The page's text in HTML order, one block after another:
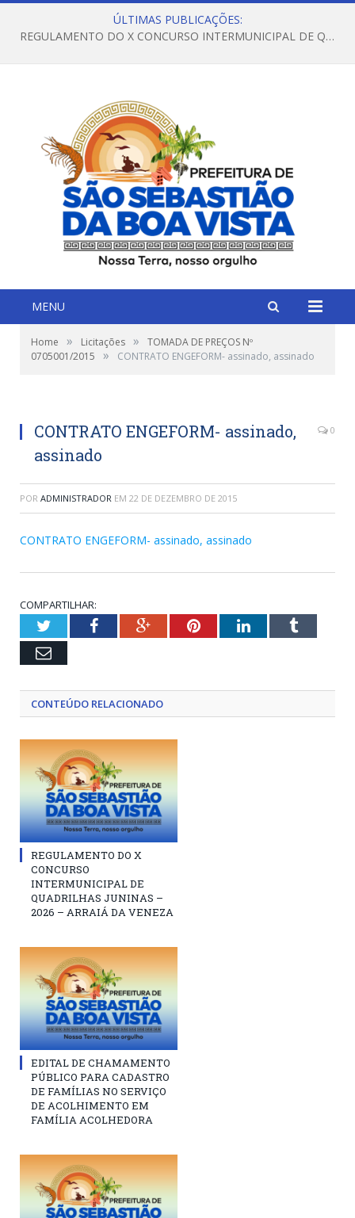
ÚLTIMAS PUBLICAÇÕES:
REGULAMENTO DO X CONCURSO INTERMUNICIPAL DE QUADRILHAS JUNINAS – 2026 – ARRAIÁ DA VENEZA
MENU
Home » Licitações »
TOMADA DE PREÇOS Nº
0705001/2015
» CONTRATO ENGEFORM- assinado, assinado
CONTRATO ENGEFORM- assinado,
assinado
0
POR ADMINISTRADOR EM 22 DE DEZEMBRO DE 2015
CONTRATO ENGEFORM- assinado, assinado
COMPARTILHAR:
TwitterFacebookGoogle+PinterestLinkedInTumblr
Email
CONTEÚDO RELACIONADO
REGULAMENTO DO X
CONCURSO
INTERMUNICIPAL DE
QUADRILHAS JUNINAS –
2026 – ARRAIÁ DA VENEZA
EDITAL DE CHAMAMENTO
PÚBLICO PARA CADASTRO
DE FAMÍLIAS NO SERVIÇO
DE ACOLHIMENTO EM
FAMÍLIA ACOLHEDORA